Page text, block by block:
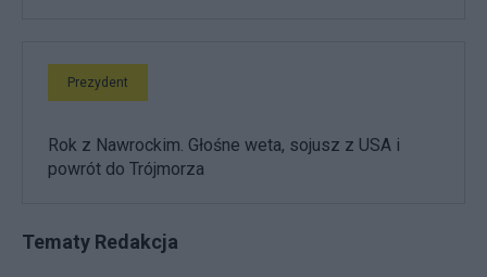
Prezydent
Rok z Nawrockim. Głośne weta, sojusz z USA i
powrót do Trójmorza
Tematy Redakcja